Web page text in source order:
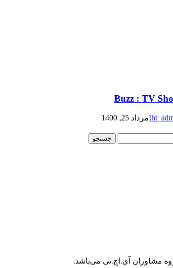
Buzz : TV
مرداد 25, 1400
مشاوران آی.اچ.تی می‌باشد.